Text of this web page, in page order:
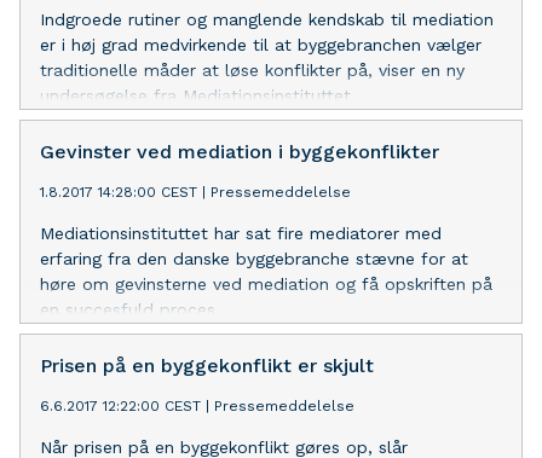
Indgroede rutiner og manglende kendskab til mediation
er i høj grad medvirkende til at byggebranchen vælger
traditionelle måder at løse konflikter på, viser en ny
undersøgelse fra Mediationsinstituttet.
Gevinster ved mediation i byggekonflikter
1.8.2017 14:28:00 CEST Pressemeddelelse
Mediationsinstituttet har sat fire mediatorer med
erfaring fra den danske byggebranche stævne for at
høre om gevinsterne ved mediation og få opskriften på
en succesfuld proces.
Prisen på en byggekonflikt er skjult
6.6.2017 12:22:00 CEST Pressemeddelelse
Når prisen på en byggekonflikt gøres op, slår